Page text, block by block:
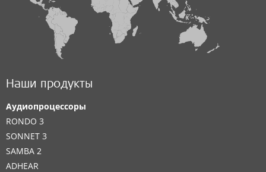
Наши продукты
Аудиопроцессоры
RONDO 3
SONNET 3
SAMBA 2
ADHEAR